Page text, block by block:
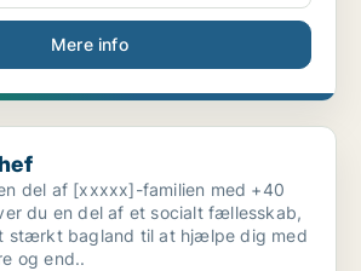
Mere info
del af [xxxxx]-familien med +40
du en del af et socialt fællesskab,
stærkt bagland til at hjælpe dig med
og end..